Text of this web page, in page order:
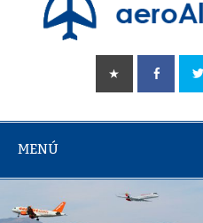
Tu portal sobre el
MENÚ